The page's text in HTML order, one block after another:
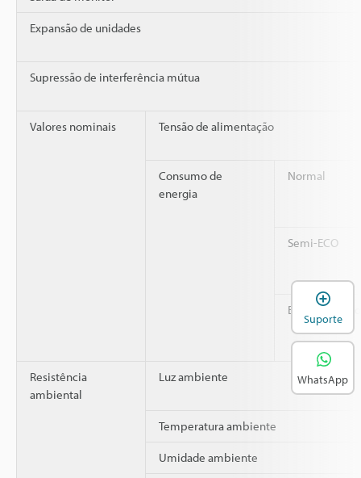
Expansão de unidades
Supressão de interferência mútua
Valores nominais Tensão de alimentação
Consumo de
energia
Normal
Semi-ECO
ECO completo
Resistência
ambiental
Luz ambiente
Temperatura ambiente
Umidade ambiente
Suporte
WhatsApp